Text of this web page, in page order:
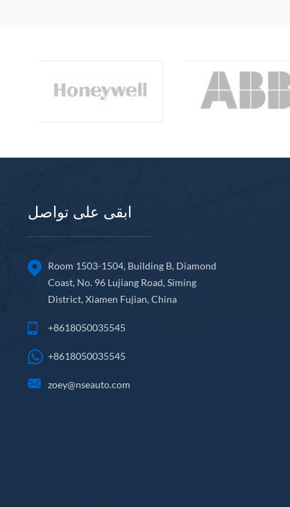
ابقى على تواصل
Room 1503-1504, Building B, Diamond
Coast, No. 96 Lujiang Road, Siming
District, Xiamen Fujian, China
+8618050035545
+8618050035545
zoey@nseauto.com